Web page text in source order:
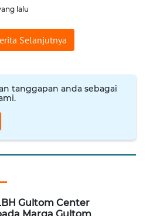
lalu
Selanjutnya
tanggapan anda sebagai
Gultom Center